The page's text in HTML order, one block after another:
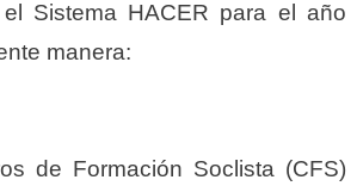
Sistema HACER para el año
manera:
de Formación Soclista (CFS)